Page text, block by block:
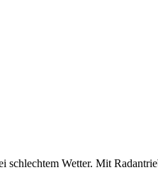
Wetter. Mit